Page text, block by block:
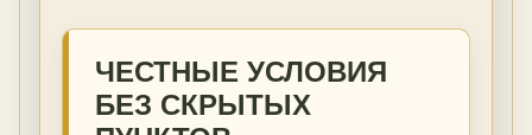
ЧЕСТНЫЕ УСЛОВИЯ
БЕЗ СКРЫТЫХ